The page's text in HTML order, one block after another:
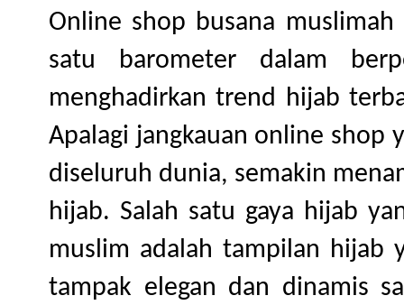
Online shop busana
satu barometer dalam
menghadirkan trend hijab
Apalagi jangkauan online shop
diseluruh dunia, semakin
hijab. Salah satu gaya hijab
muslim adalah tampilan hijab
tampak elegan dan dinamis